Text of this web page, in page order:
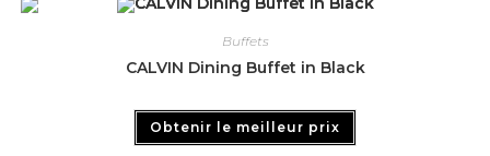
Buffets
CALVIN Dining Buffet in Black
Obtenir le meilleur prix